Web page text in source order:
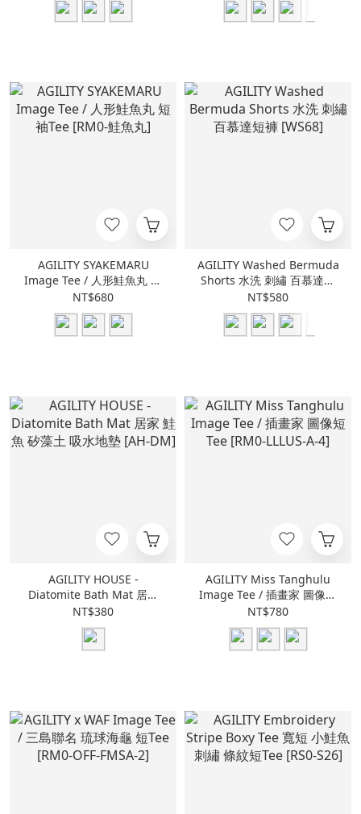
AGILITY SYAKEMARU
Image Tee / 人形鮭魚丸 短
袖Tee [RM0-鮭魚丸]
NT$680
AGILITY Washed Bermuda
Shorts 水洗 刺繡 百慕達短
褲 [WS68]
NT$580
AGILITY HOUSE -
Diatomite Bath Mat 居家
鮭魚 矽藻土 吸水地墊 [AH-
DM]
NT$380
AGILITY Miss Tanghulu
Image Tee / 插畫家 圖像短
Tee [RM0-LLLUS-A-4]
NT$780